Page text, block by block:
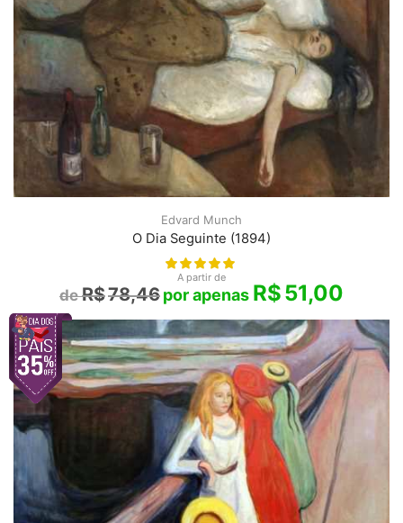
Edvard Munch
O Dia Seguinte (1894)
A partir de
R$78,46 R$51,00